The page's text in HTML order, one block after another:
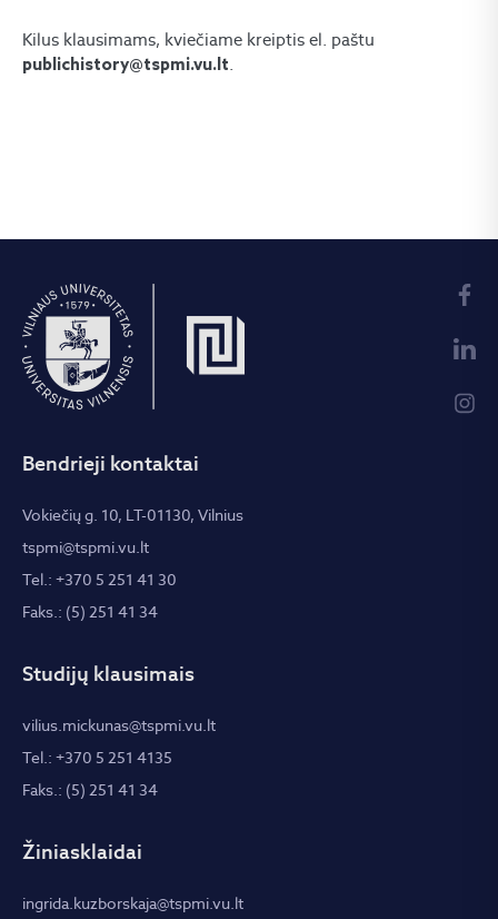
Kilus klausimams, kviečiame kreiptis el. paštu
publichistory@tspmi.vu.lt.
Bendrieji kontaktai
Vokiečių g. 10, LT-01130, Vilnius
tspmi@tspmi.vu.lt
Tel.: +370 5 251 41 30
Faks.: (5) 251 41 34
Studijų klausimais
vilius.mickunas@tspmi.vu.lt
Tel.: +370 5 251 4135
Faks.: (5) 251 41 34
Žiniasklaidai
ingrida.kuzborskaja@tspmi.vu.lt